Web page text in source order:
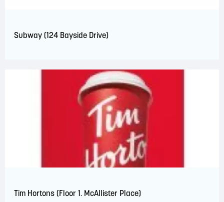
Subway (124 Bayside Drive)
Tim Hortons (Floor 1. McAllister Place)